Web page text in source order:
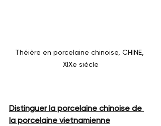
Théière en porcelaine chinoise, CHINE,
XIXe siècle
Distinguer la porcelaine chinoise de
la porcelaine vietnamienne